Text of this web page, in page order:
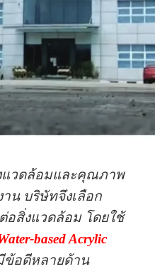
แวดล้อมและคุณภาพ
น บริษัทจึงเลือก
สิ่งแวดล้อม โดยใช้
based Acrylic
ข้อดีหลายด้าน